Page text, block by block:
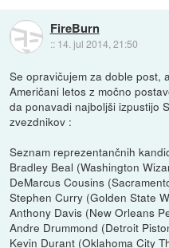
FireBurn
:: 14. jul 2014, 21:50
Se opravičujem za doble post,
Američani letos z močno
da ponavadi najboljši izpustijo
zvezdnikov :
Seznam reprezentančnih
Bradley Beal (Washington
DeMarcus Cousins
Stephen Curry (Golden State
Anthony Davis (New Orleans
Andre Drummond (Detroit
Kevin Durant (Oklahoma City